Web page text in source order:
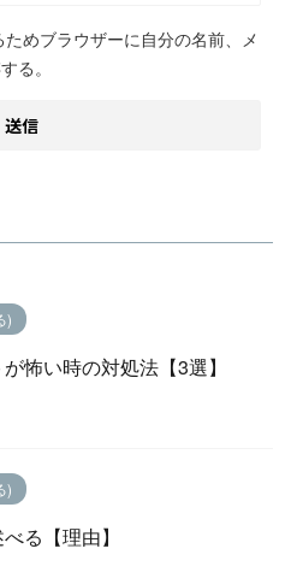
めブラウザーに自分の名前、メ
る。
)
怖い時の対処法【3選】
)
る【理由】